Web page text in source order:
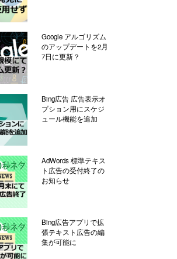
Google アルゴリズム
のアップデートを2月
7日に更新？
Bing広告 広告表示オ
プション用にスケジ
ュール機能を追加
AdWords 標準テキス
ト広告の受付終了の
お知らせ
Bing広告アプリで拡
張テキスト広告の編
集が可能に